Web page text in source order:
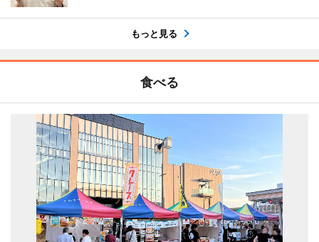
もっと見る
食べる